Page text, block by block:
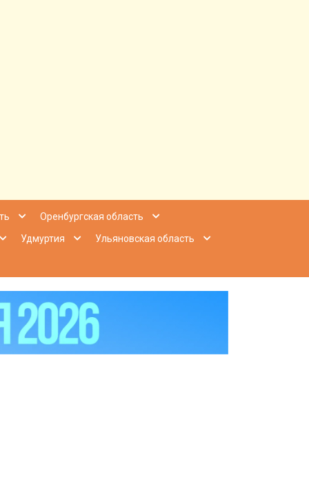
Приволжье
Оренбургская область
Удмуртия
Ульяновская область